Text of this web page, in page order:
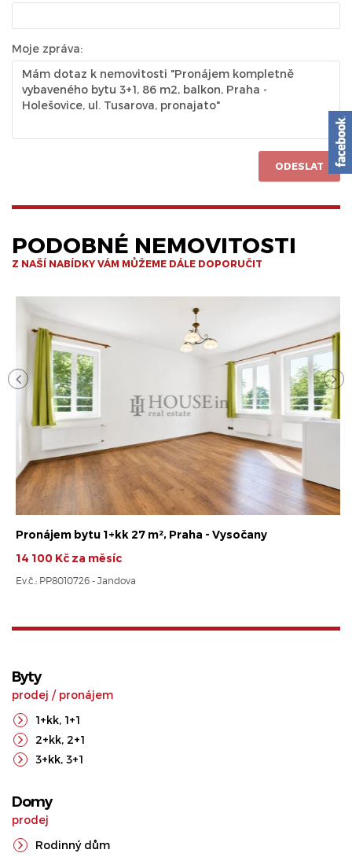
Moje zpráva:
ODESLAT
PODOBNÉ NEMOVITOSTI
Z NAŠÍ NABÍDKY VÁM MŮŽEME DÁLE DOPORUČIT
Pronájem bytu 1+kk 27 m², Praha - Vysočany
14 100 Kč za měsíc
Ev.č.: PP8010726 - Jandova
Byty
prodej / pronájem
1+kk, 1+1
2+kk, 2+1
3+kk, 3+1
Domy
prodej
Rodinný dům